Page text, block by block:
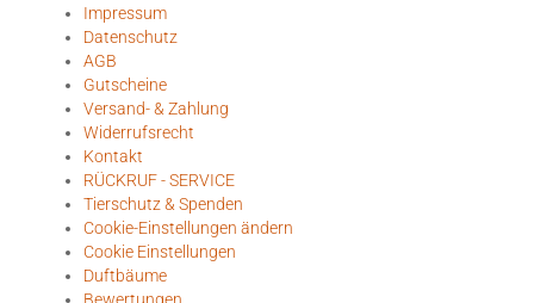
Impressum
Datenschutz
AGB
Gutscheine
Versand- & Zahlung
Widerrufsrecht
Kontakt
RÜCKRUF - SERVICE
Tierschutz & Spenden
Cookie-Einstellungen ändern
Cookie Einstellungen
Duftbäume
Bewertungen